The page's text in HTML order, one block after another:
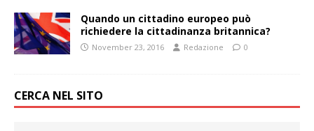
Quando un cittadino europeo può
richiedere la cittadinanza britannica?
November 23, 2016 Redazione 0
CERCA NEL SITO